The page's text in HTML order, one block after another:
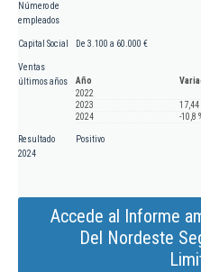
Número de
empleados
Capital Social De 3.100 a 60.000 €
Ventas
últimos años
Año
2022
2023
17,44
2024
-10,8
Resultado
2024
Positivo
Accede al Informe
Del Nordeste